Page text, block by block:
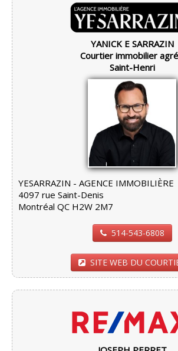
YANICK E SARRAZIN
Courtier immobilier
Saint-Henri
YESARRAZIN - AGENCE IMMOBILIÈRE
4097 rue Saint-Denis
Montréal QC H2W 2M7
514-543-6808
SITE WEB DU